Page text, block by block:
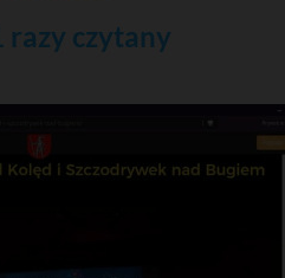
razy czytany